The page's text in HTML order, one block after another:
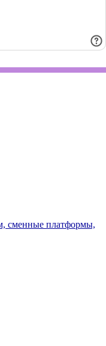
сменные платформы,